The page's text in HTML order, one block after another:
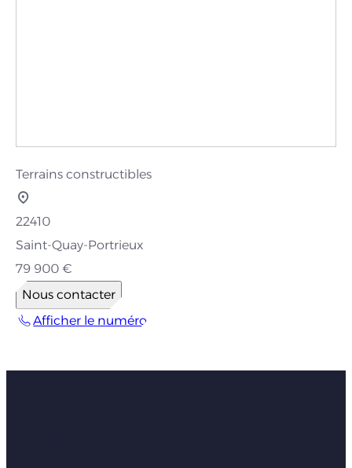
Terrains constructibles
22410
Saint-Quay-Portrieux
79 900 €
Nous contacter
Afficher le numéro